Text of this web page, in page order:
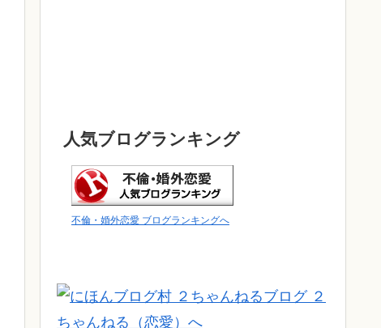
人気ブログランキング
不倫・婚外恋愛 ブログランキングへ